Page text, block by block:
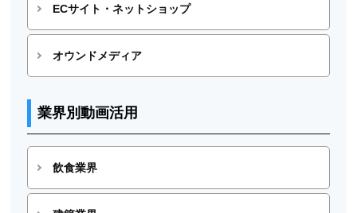
ECサイト・ネットショップ
オウンドメディア
業界別動画活用
飲食業界